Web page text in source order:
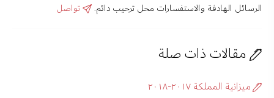
الرسائل الهادفة والاستفسارات محل ترحيب دائم. تواصل
مقالات ذات صلة
ميزانية المملكة ٢٠١٧-٢٠١٨